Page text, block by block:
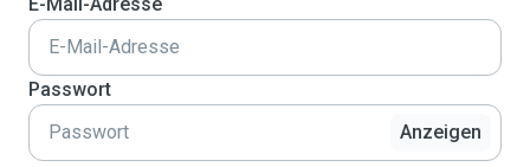
Passwort
Anzeigen